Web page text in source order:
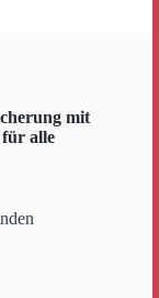
mit
für alle